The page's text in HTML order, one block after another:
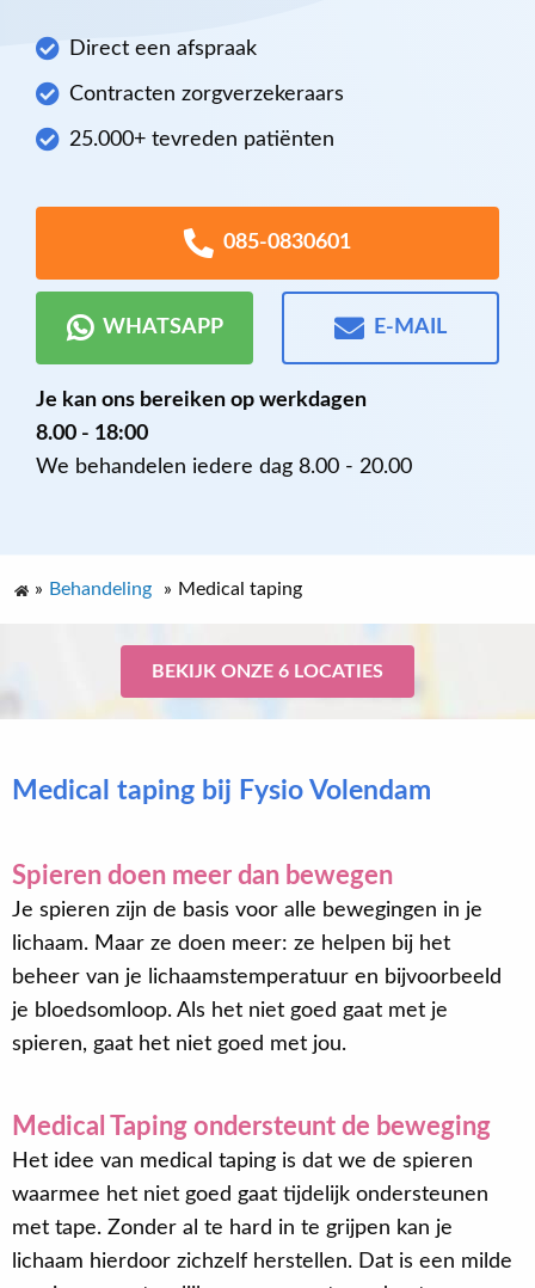
Direct een afspraak
Contracten zorgverzekeraars
25.000+ tevreden patiënten
085-0830601
WHATSAPP E-MAIL
Je kan ons bereiken op werkdagen
8.00 - 18:00
We behandelen iedere dag 8.00 - 20.00
» Behandeling » Medical taping
BEKIJK ONZE 6 LOCATIES
Medical taping bij Fysio Volendam
Spieren doen meer dan bewegen
Je spieren zijn de basis voor alle bewegingen in je
lichaam. Maar ze doen meer: ze helpen bij het
beheer van je lichaamstemperatuur en bijvoorbeeld
je bloedsomloop. Als het niet goed gaat met je
spieren, gaat het niet goed met jou.
Medical Taping ondersteunt de beweging
Het idee van medical taping is dat we de spieren
waarmee het niet goed gaat tijdelijk ondersteunen
met tape. Zonder al te hard in te grijpen kan je
lichaam hierdoor zichzelf herstellen. Dat is een milde